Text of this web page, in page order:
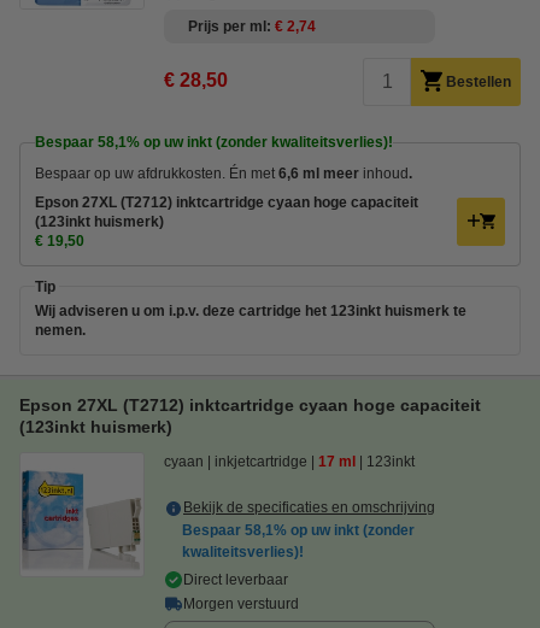
Prijs per ml
€ 2,74
€ 28,50 Bestellen
Bespaar 58,1% op uw inkt (zonder kwaliteitsverlies)!
Bespaar op uw afdrukkosten. Én met 6,6 ml meer inhoud .
Epson 27XL (T2712) inktcartridge cyaan hoge capaciteit
(123inkt huismerk)
€ 19,50
Tip
Wij adviseren u om i.p.v. deze cartridge het 123inkt huismerk te
nemen.
Epson 27XL (T2712) inktcartridge cyaan hoge capaciteit
(123inkt huismerk)
cyaan inkjetcartridge 17 ml 123inkt
Bekijk de specificaties en omschrijving
Bespaar 58,1% op uw inkt (zonder
kwaliteitsverlies)!
Direct leverbaar
Morgen verstuurd